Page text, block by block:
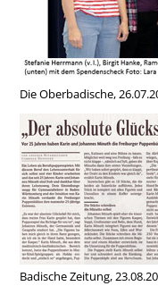
Die Oberbadische,
Badische Zeitung,